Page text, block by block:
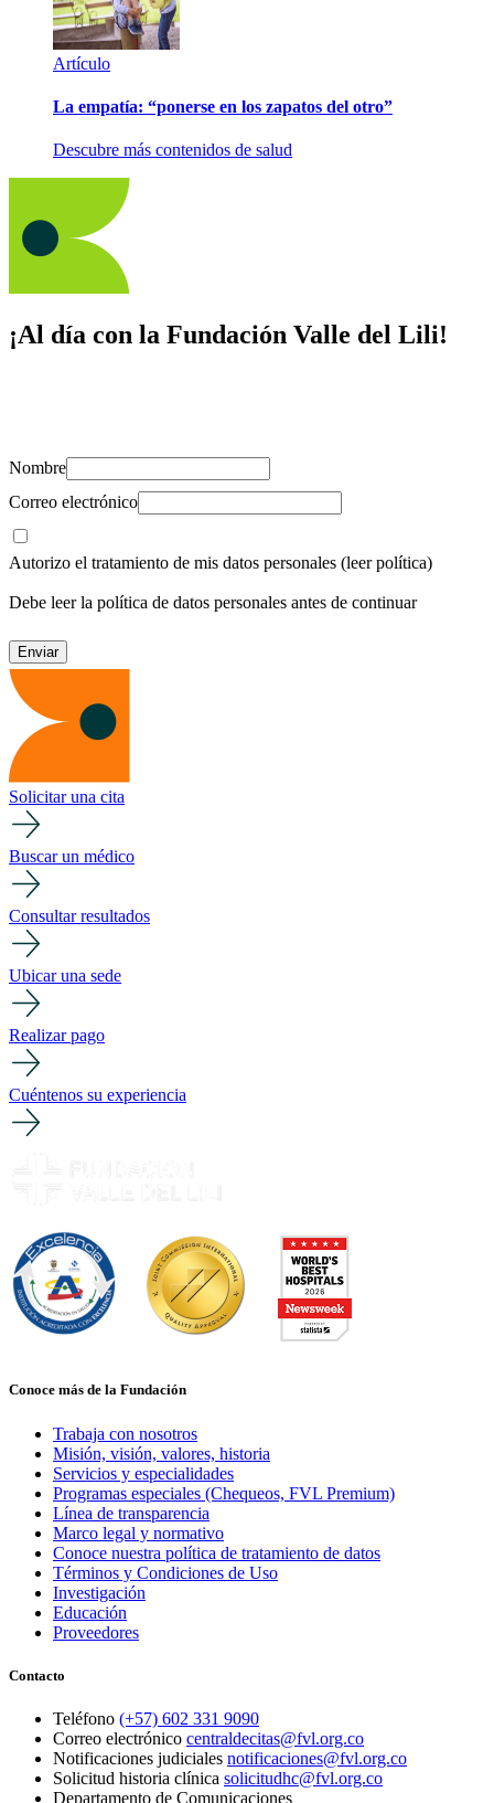
Artículo
La empatía: “ponerse en los zapatos del otro”
Descubre más contenidos de salud
¡Al día con la Fundación Valle del Lili!
Nombre
Correo electrónico
Autorizo el tratamiento de mis datos personales (leer política)
Debe leer la política de datos personales antes de continuar
Solicitar una cita
Buscar un médico
Consultar resultados
Ubicar una sede
Realizar pago
Cuéntenos su experiencia
Conoce más de la Fundación
Trabaja con nosotros
Misión, visión, valores, historia
Servicios y especialidades
Programas especiales (Chequeos, FVL Premium)
Línea de transparencia
Marco legal y normativo
Conoce nuestra política de tratamiento de datos
Términos y Condiciones de Uso
Investigación
Educación
Proveedores
Contacto
Teléfono (+57) 602 331 9090
Correo electrónico centraldecitas@fvl.org.co
Notificaciones judiciales notificaciones@fvl.org.co
Solicitud historia clínica solicitudhc@fvl.org.co
Departamento de Comunicaciones